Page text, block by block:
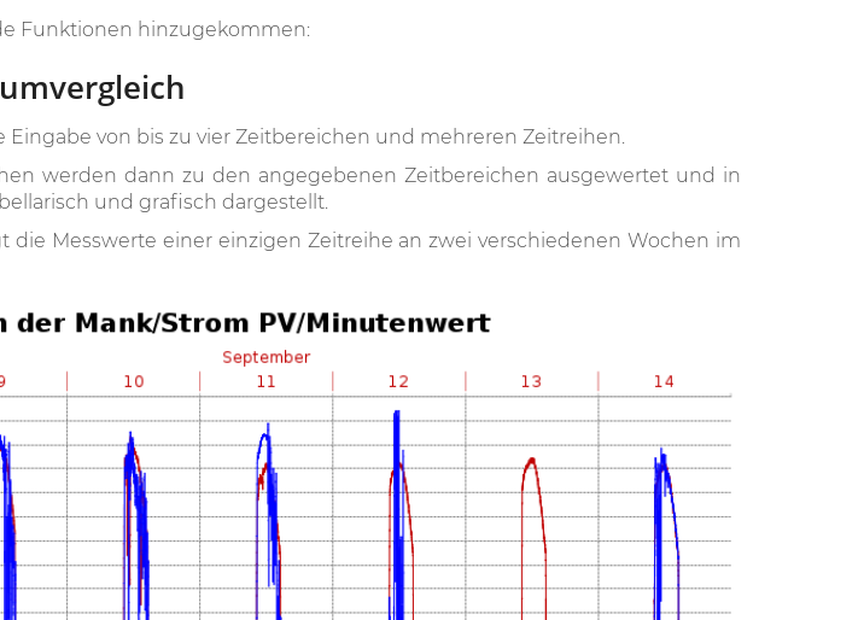
Funktionen hinzugekommen:
Eingabe von bis zu vier Zeitbereichen und mehreren Zeitreihen.
werden dann zu den angegebenen Zeitbereichen ausgewertet und in
und grafisch dargestellt.
die Messwerte einer einzigen Zeitreihe an zwei verschiedenen Wochen im